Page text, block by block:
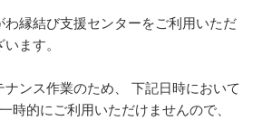
縁結び支援センターをご利用いただ
ます。
ンス作業のため、 下記日時において
時的にご利用いただけませんので、